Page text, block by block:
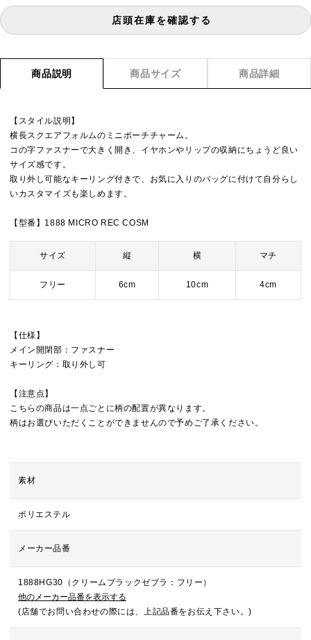
店頭在庫を確認する
商品説明 商品サイズ 商品詳細
【スタイル説明】
横長スクエアフォルムのミニポーチチャーム。
コの字ファスナーで大きく開き、イヤホンやリップの収納にちょうど良い
サイズ感です。
取り外し可能なキーリング付きで、お気に入りのバッグに付けて自分らし
いカスタマイズも楽しめます。
【型番】1888 MICRO REC COSM
サイズ 縦 横 マチ
フリー 6cm 10cm 4cm
【仕様】
メイン開閉部：ファスナー
キーリング：取り外し可
【注意点】
こちらの商品は一点ごとに柄の配置が異なります。
柄はお選びいただくことができませんので予めご了承ください。
素材
ポリエステル
メーカー品番
1888HG30（クリームブラックゼブラ：フリー）
他のメーカー品番を表示する
(店舗でお問い合わせの際には、上記品番をお伝え下さい。)